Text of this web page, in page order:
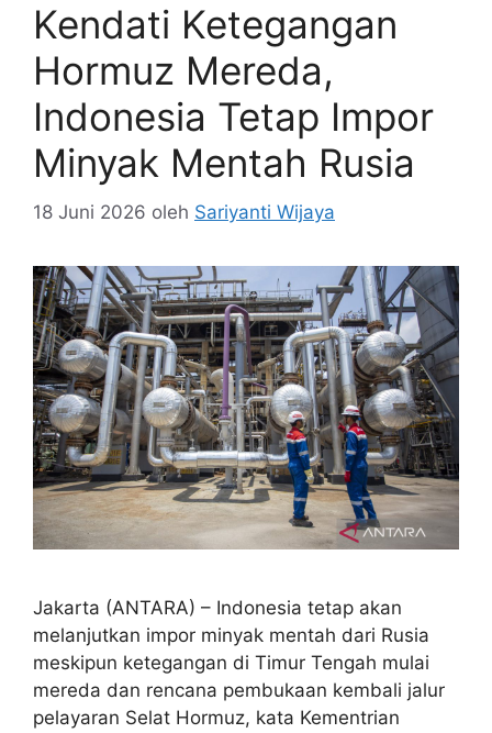
Kendati Ketegangan
Hormuz Mereda,
Indonesia Tetap Impor
Minyak Mentah Rusia
18 Juni 2026 oleh Sariyanti Wijaya
Jakarta (ANTARA) – Indonesia tetap akan
melanjutkan impor minyak mentah dari Rusia
meskipun ketegangan di Timur Tengah mulai
mereda dan rencana pembukaan kembali jalur
pelayaran Selat Hormuz, kata Kementrian